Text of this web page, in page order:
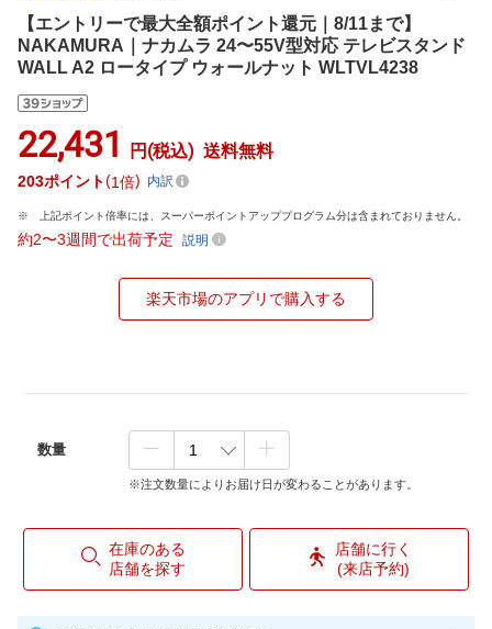
【エントリーで最大全額ポイント還元｜8/11まで】
NAKAMURA｜ナカムラ 24〜55V型対応 テレビスタンド
WALL A2 ロータイプ ウォールナット WLTVL4238
22,431 円(税込) 送料無料
203ポイント 1倍 内訳
上記ポイント倍率には、スーパーポイントアッププログラム分は含まれておりません。
約2〜3週間で出荷予定 説明
楽天市場のアプリで購入する
数量
※注文数量によりお届け日が変わることがあります。
在庫のある
店舗を探す
店舗に行く
(来店予約)